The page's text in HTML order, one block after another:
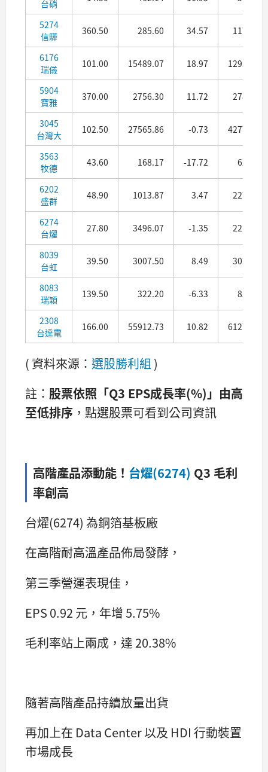
台硝
5274
信驊
360.50 285.60 34.57 117.12
6176
瑞儀
101.00 15489.07 18.97 1293.69
5904
寶雅
370.00 2756.30 11.72 278.76
3045
台灣大
102.50 27565.86 -0.73 4277.24
3563
牧德
43.60 168.17 -17.72 62.71
6202
盛群
48.90 1013.87 3.47 227.00
6274
台燿
27.80 3496.07 -1.35 221.65
8039
台虹
39.50 3007.50 8.49 302.21
8083
瑞穎
139.50 322.20 -6.33 85.93
2308
台達電
166.00 55912.73 10.82 6127.53
( 資料來源： 選股勝利組 )
註： 股票依照「Q3 EPS成長率(%)」由高
至低排序 ，點選股票可看到公司資訊
高階產品添動能！ 台燿(6274) Q3 毛利
率創高
台燿(6274) 為銅箔基板廠
在高階耐高溫產品佈局發酵，
第三季營運表現佳，
EPS 0.92 元，年增 5.75%
毛利率站上兩成，達 20.38%
隨著高階產品持續放量出貨
再加上在 Data Center 以及 HDI 行動裝置
市場成長